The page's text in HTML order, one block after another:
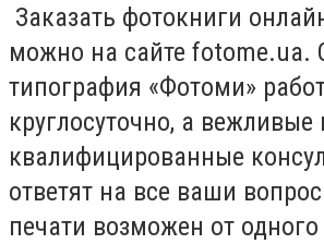
Заказать фотокниги
можно на сайте fotome.ua.
типография «Фотоми»
круглосуточно, а вежливые
квалифицированные
ответят на все ваши
печати возможен от